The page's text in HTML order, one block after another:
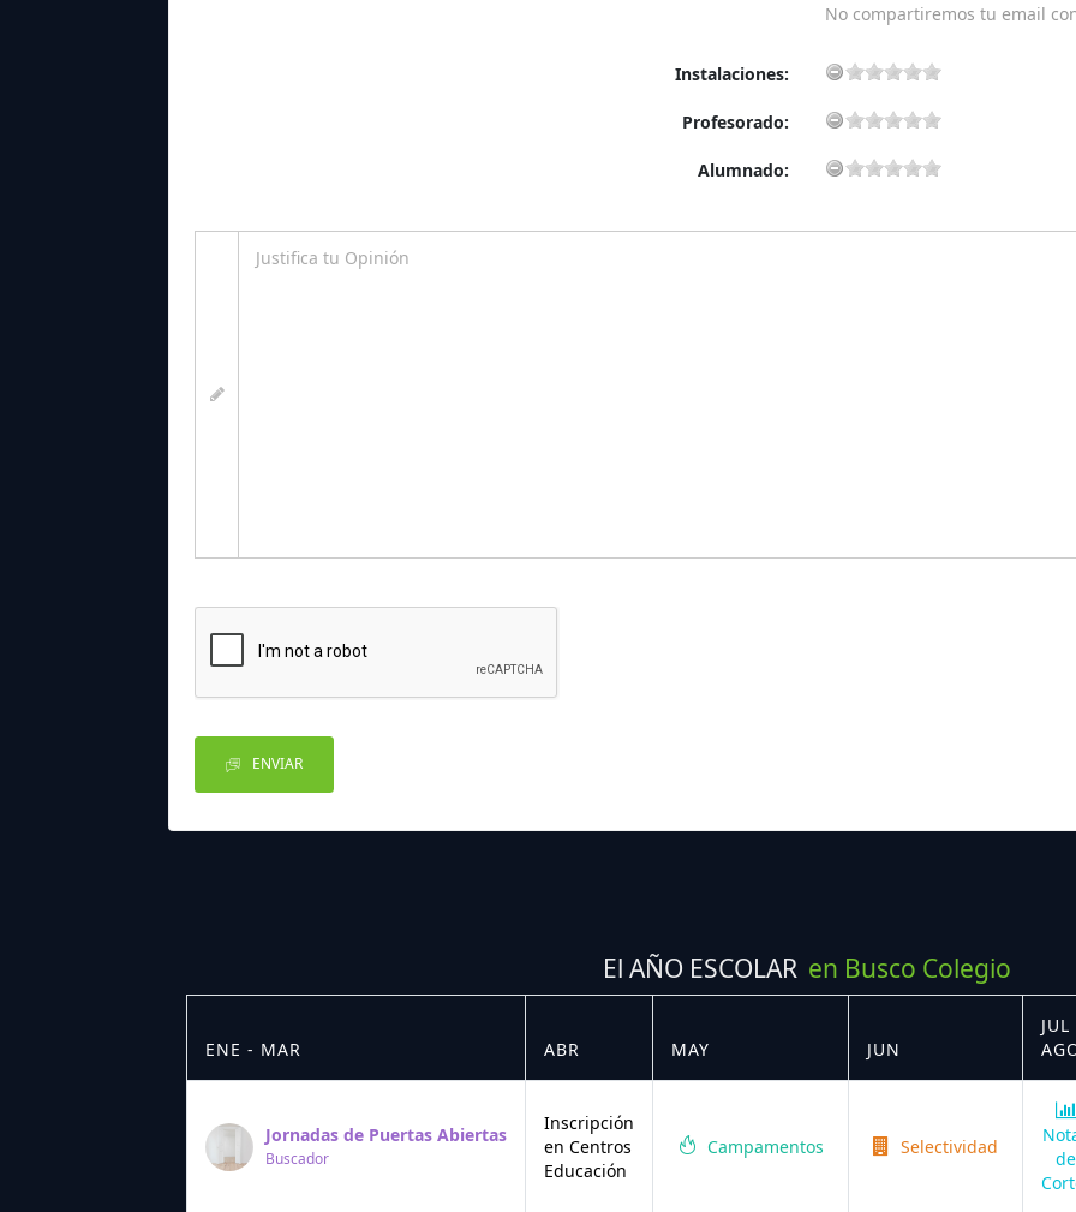
No compartiremos tu email
Instalaciones:
Profesorado:
Alumnado:
ENVIAR
El AÑO ESCOLAR en Busco Colegio
ENE - MAR ABR MAY JUN
JUL
Jornadas de Puertas Abiertas
Buscador
Inscripción
en Centros
Educación
Campamentos Selectividad
de